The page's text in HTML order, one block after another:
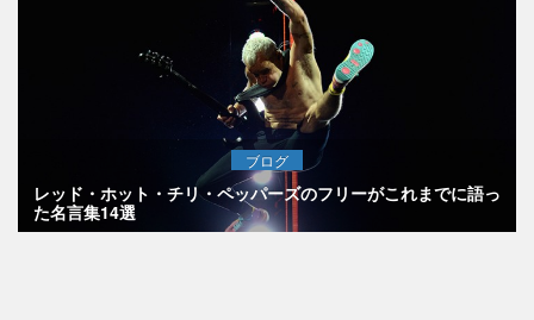
ブログ
レッド・ホット・チリ・ペッパーズのフリーがこれまでに語っ
た名言集14選